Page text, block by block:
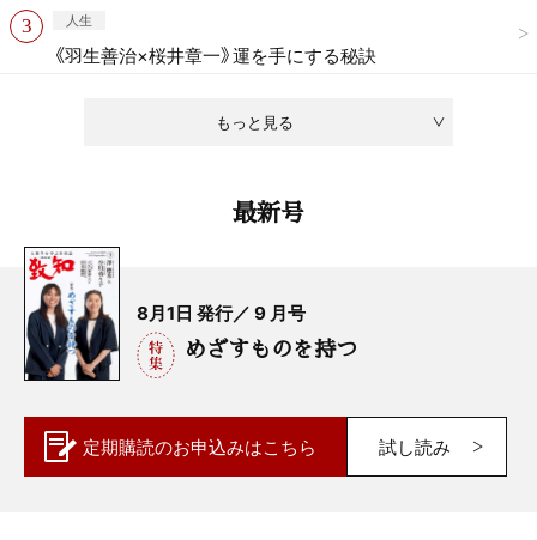
もっと見る
人生
《羽生善治×桜井章一》運を手にする秘訣
最新号
8月1日 発行／ 9 月号
めざすものを持つ
定期購読のお申込みはこちら 試し読み